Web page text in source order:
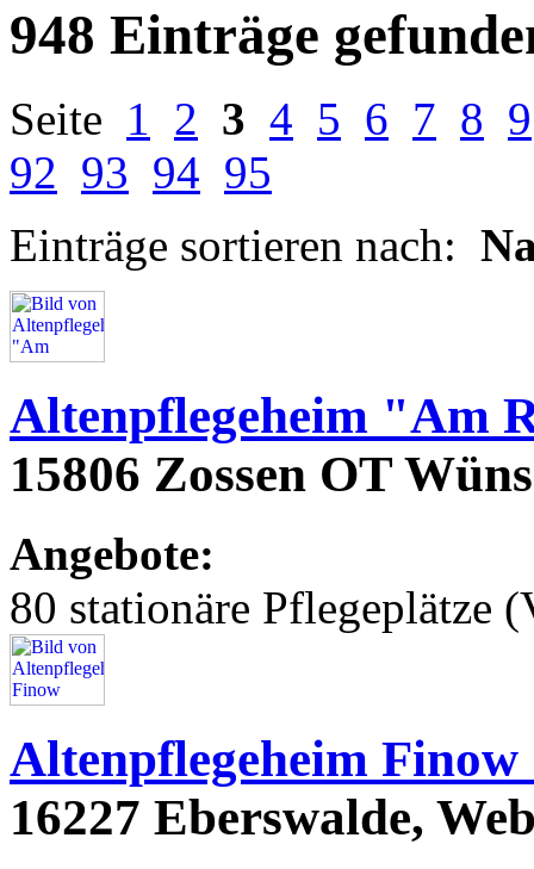
948 Einträge
Seite 1 2 3 4 5 6 7 8 9
92 93 94 95
Einträge sortieren nach:
Altenpflegeheim "Am
15806 Zossen OT
Angebote:
80 stationäre Pflegeplätze
Altenpflegeheim
16227 Eberswalde,